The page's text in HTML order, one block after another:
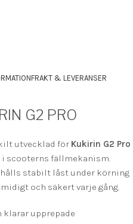
FRAKT & LEVERANSER
G2 PRO
utvecklad för Kukirin G2 Pro
scooterns fällmekanism.
stabilt låst under körning
och säkert varje gång.
klarar upprepade